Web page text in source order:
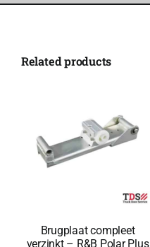
Related products
Brugplaat compleet
verzinkt – R&B Polar Plus